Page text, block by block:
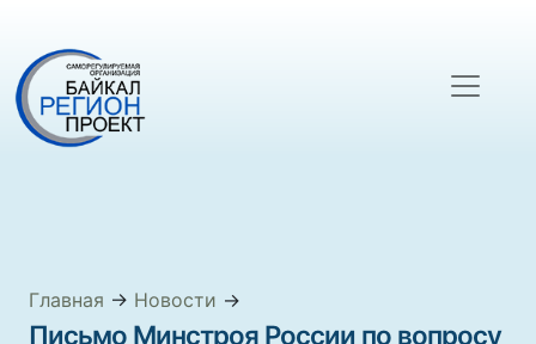
Главная → Новости →
Письмо Минстроя России по вопросу